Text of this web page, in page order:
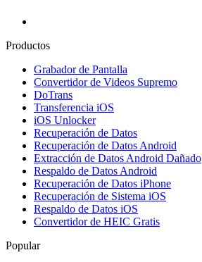
Productos
Grabador de Pantalla
Convertidor de Videos Supremo
DoTrans
Transferencia iOS
iOS Unlocker
Recuperación de Datos
Recuperación de Datos Android
Extracción de Datos Android Dañado
Respaldo de Datos Android
Recuperación de Datos iPhone
Recuperación de Sistema iOS
Respaldo de Datos iOS
Convertidor de HEIC Gratis
Popular